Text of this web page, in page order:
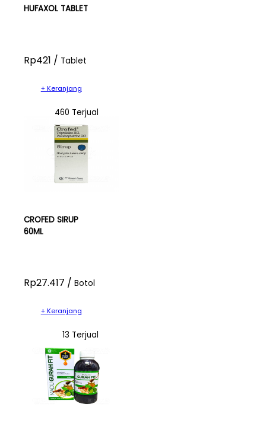
HUFAXOL TABLET
Rp421 / Tablet
+ Keranjang
460 Terjual
CROFED SIRUP
60ML
Rp27.417 / Botol
+ Keranjang
13 Terjual